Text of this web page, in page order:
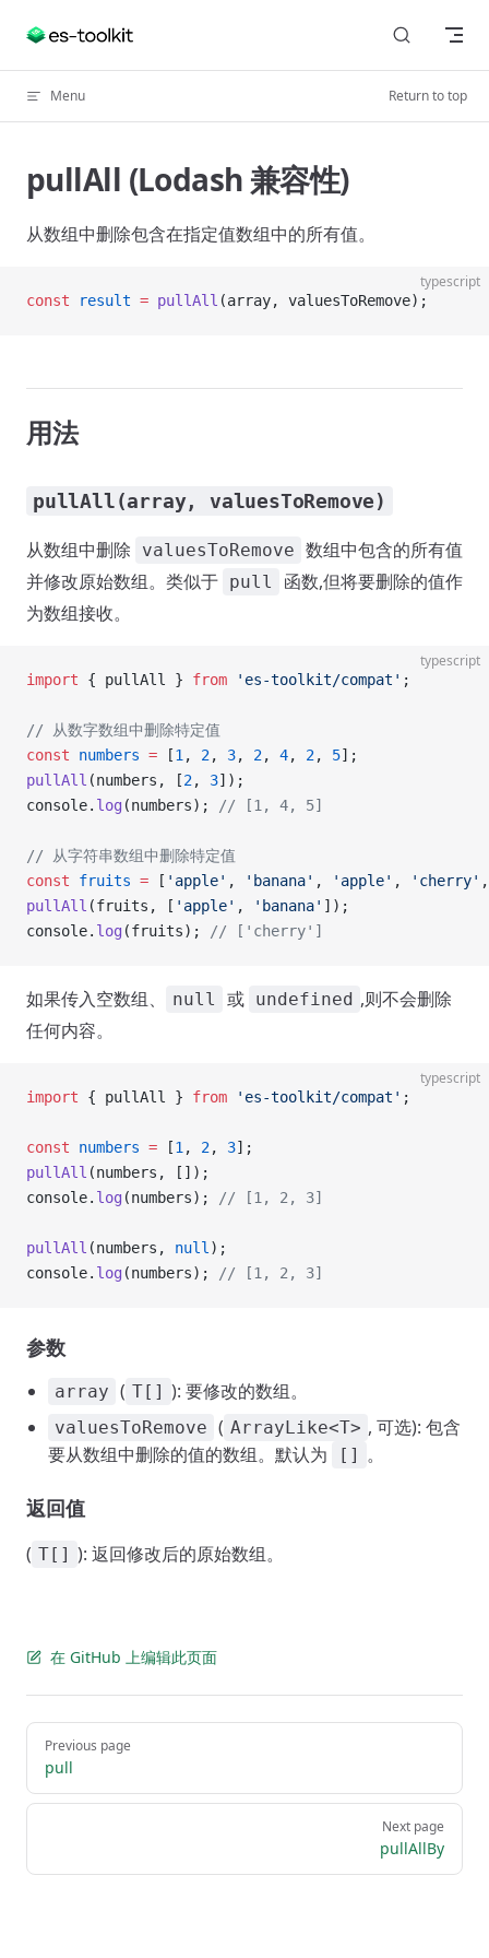
Skip to content
Menu Return to top
pullAll (Lodash 兼容性)
从数组中删除包含在指定值数组中的所有值。
typescript
const result = pullAll (array, valuesToRemove);
用法
pullAll(array, valuesToRemove)
从数组中删除 valuesToRemove 数组中包含的所有值
并修改原始数组。类似于 pull
函数,但将要删除的值作
为数组接收。
typescript
import { pullAll } from 'es-toolkit/compat' ;
// 从数字数组中删除特定值
const numbers = [1 , 2, 3, 2, 4, 2, 5];
pullAll (numbers, [2, 3]);
console. log (numbers); // [1, 4, 5]
// 从字符串数组中删除特定值
const fruits = [ 'apple' , 'banana' , 'apple' , 'cherry'
pullAll (fruits, [ 'apple' , 'banana' ]);
console. log (fruits); // ['cherry']
如果传入空数组、 null 或 undefined ,则不会删除
任何内容。
typescript
import { pullAll } from 'es-toolkit/compat' ;
const numbers = [1 , 2, 3];
pullAll (numbers, []);
console. log (numbers); // [1, 2, 3]
pullAll (numbers, null );
console. log (numbers); // [1, 2, 3]
参数
array ( T[] ): 要修改的数组。
valuesToRemove ( ArrayLike<T> , 可选): 包含
要从数组中删除的值的数组。默认为
[] 。
返回值
( T[] ): 返回修改后的原始数组。
在 GitHub 上编辑此页面
Pager
Previous page
pull
Next page
pullAllBy